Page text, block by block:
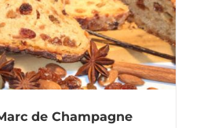
de Champagne